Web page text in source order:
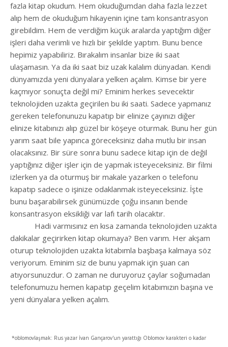
fazla kitap okudum. Hem okuduğumdan daha fazla lezzet
alıp hem de okuduğum hikayenin içine tam konsantrasyon
girebildim. Hem de verdiğim küçük aralarda yaptığım diğer
işleri daha verimli ve hızlı bir şekilde yaptım. Bunu bence
hepimiz yapabiliriz. Bırakalım insanlar bize iki saat
ulaşamasın. Ya da iki saat biz uzak kalalım dünyadan. Kendi
dünyamızda yeni dünyalara yelken açalım. Kimse bir yere
kaçmıyor sonuçta değil mi? Eminim herkes sevecektir
teknolojiden uzakta geçirilen bu iki saati. Sadece yapmanız
gereken telefonunuzu kapatıp bir elinize çayınızı diğer
elinize kitabınızı alıp güzel bir köşeye oturmak. Bunu her gün
yarım saat bile yapınca göreceksiniz daha mutlu bir insan
olacaksınız. Bir süre sonra bunu sadece kitap için de değil
yaptığınız diğer işler için de yapmak isteyeceksiniz. Bir filmi
izlerken ya da oturmuş bir makale yazarken o telefonu
kapatıp sadece o işinize odaklanmak isteyeceksiniz. İşte
bunu başarabilirsek günümüzde çoğu insanın bende
konsantrasyon eksikliği var lafı tarih olacaktır.
Hadi varmısınız en kısa zamanda teknolojiden uzakta
dakikalar geçirirken kitap okumaya? Ben varım. Her akşam
oturup teknolojiden uzakta kitabımla başbaşa kalmaya söz
veriyorum. Eminim siz de bunu yapmak için şuan can
atıyorsunuzdur. O zaman ne duruyoruz çaylar soğumadan
telefonumuzu hemen kapatıp geçelim kitabımızın başına ve
yeni dünyalara yelken açalım.
*oblomovlaşmak: Rus yazar İvan Gançarov'un yarattığı Oblomov karakteri o kadar